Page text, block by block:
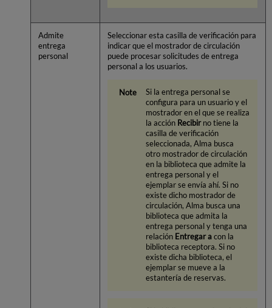
Admite
entrega
personal
Seleccionar esta casilla de verificación para
indicar que el mostrador de circulación
puede procesar solicitudes de entrega
personal a los usuarios.
Si la entrega personal se
configura para un usuario y el
mostrador en el que se realiza
la acción Recibirno tiene la
casilla de verificación
seleccionada, Alma busca
otro mostrador de circulación
en la biblioteca que admite la
entrega personal y el
ejemplar se envía ahí. Si no
existe dicho mostrador de
circulación, Alma busca una
biblioteca que admita la
entrega personal y tenga una
relación Entregar a con la
biblioteca receptora. Si no
existe dicha biblioteca, el
ejemplar se mueve a la
estantería de reservas.